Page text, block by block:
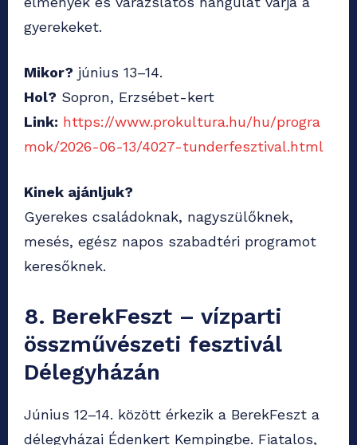
gyerekeket.
Mikor? június 13–14.
Hol? Sopron, Erzsébet-kert
Link: https://www.prokultura.hu/hu/progra
mok/2026-06-13/4027-tunderfesztival.html
Kinek ajánljuk?
Gyerekes családoknak, nagyszülőknek,
mesés, egész napos szabadtéri programot
keresőknek.
8. BerekFeszt – vízparti
összművészeti fesztivál
Délegyházán
Június 12–14. között érkezik a BerekFeszt a
délegyházai Édenkert Kempingbe. Fiatalos,